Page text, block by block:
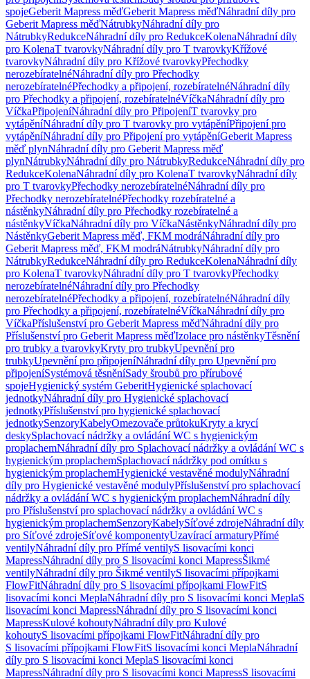
spojeGeberit Mapress měďGeberit Mapress měďNáhradní díly pro
Geberit Mapress měďNátrubkyNáhradní díly pro
NátrubkyRedukceNáhradní díly pro RedukceKolenaNáhradní díly
pro KolenaT tvarovkyNáhradní díly pro T tvarovkyKřížové
tvarovkyNáhradní díly pro Křížové tvarovkyPřechodky
nerozebíratelnéNáhradní díly pro Přechodky
nerozebíratelnéPřechodky a připojení, rozebíratelnéNáhradní díly
pro Přechodky a připojení, rozebíratelnéVíčkaNáhradní díly pro
VíčkaPřipojeníNáhradní díly pro PřipojeníT tvarovky pro
vytápěníNáhradní díly pro T tvarovky pro vytápěníPřipojení pro
vytápěníNáhradní díly pro Připojení pro vytápěníGeberit Mapress
měď plynNáhradní díly pro Geberit Mapress měď
plynNátrubkyNáhradní díly pro NátrubkyRedukceNáhradní díly pro
RedukceKolenaNáhradní díly pro KolenaT tvarovkyNáhradní díly
pro T tvarovkyPřechodky nerozebíratelnéNáhradní díly pro
Přechodky nerozebíratelnéPřechodky rozebíratelné a
nástěnkyNáhradní díly pro Přechodky rozebíratelné a
nástěnkyVíčkaNáhradní díly pro VíčkaNástěnkyNáhradní díly pro
NástěnkyGeberit Mapress měď, FKM modráNáhradní díly pro
Geberit Mapress měď, FKM modráNátrubkyNáhradní díly pro
NátrubkyRedukceNáhradní díly pro RedukceKolenaNáhradní díly
pro KolenaT tvarovkyNáhradní díly pro T tvarovkyPřechodky
nerozebíratelnéNáhradní díly pro Přechodky
nerozebíratelnéPřechodky a připojení, rozebíratelnéNáhradní díly
pro Přechodky a připojení, rozebíratelnéVíčkaNáhradní díly pro
VíčkaPříslušenství pro Geberit Mapress měďNáhradní díly pro
Příslušenství pro Geberit Mapress měďIzolace pro nástěnkyTěsnění
pro trubky a tvarovkyKryty pro trubkyUpevnění pro
trubkyUpevnění pro připojeníNáhradní díly pro Upevnění pro
připojeníSystémová těsněníSady šroubů pro přírubové
spojeHygienický systém GeberitHygienické splachovací
jednotkyNáhradní díly pro Hygienické splachovací
jednotkyPříslušenství pro hygienické splachovací
jednotkySenzoryKabelyOmezovače průtokuKryty a krycí
deskySplachovací nádržky a ovládání WC s hygienickým
proplachemNáhradní díly pro Splachovací nádržky a ovládání WC s
hygienickým proplachemSplachovací nádržky pod omítku s
hygienickým proplachemHygienické vestavěné modulyNáhradní
díly pro Hygienické vestavěné modulyPříslušenství pro splachovací
nádržky a ovládání WC s hygienickým proplachemNáhradní díly
pro Příslušenství pro splachovací nádržky a ovládání WC s
hygienickým proplachemSenzoryKabelySíťové zdrojeNáhradní díly
pro Síťové zdrojeSíťové komponentyUzavírací armaturyPřímé
ventilyNáhradní díly pro Přímé ventilyS lisovacími konci
MapressNáhradní díly pro S lisovacími konci MapressŠikmé
ventilyNáhradní díly pro Šikmé ventilyS lisovacími přípojkami
FlowFitNáhradní díly pro S lisovacími přípojkami FlowFitS
lisovacími konci MeplaNáhradní díly pro S lisovacími konci MeplaS
lisovacími konci MapressNáhradní díly pro S lisovacími konci
MapressKulové kohoutyNáhradní díly pro Kulové
kohoutyS lisovacími přípojkami FlowFitNáhradní díly pro
S lisovacími přípojkami FlowFitS lisovacími konci MeplaNáhradní
díly pro S lisovacími konci MeplaS lisovacími konci
MapressNáhradní díly pro S lisovacími konci MapressS lisovacími